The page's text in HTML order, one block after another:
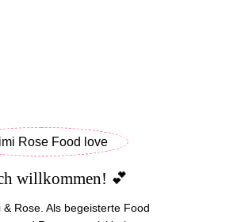
willkommen! 💕
& Rose. Als begeisterte Food